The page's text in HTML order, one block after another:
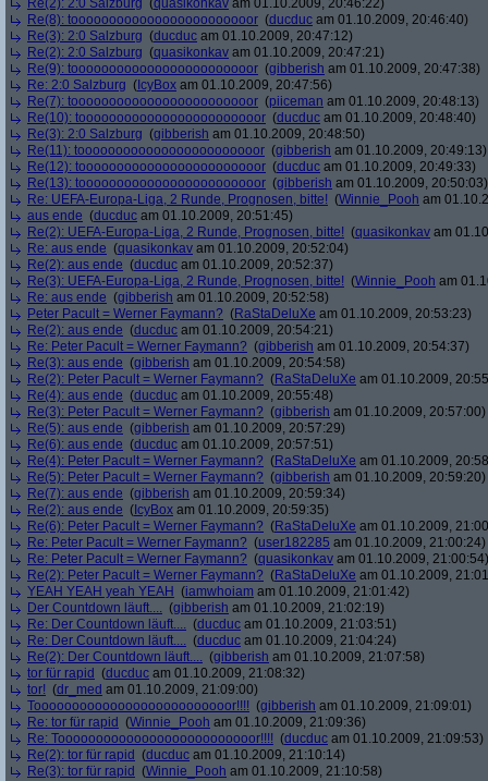
Re(2): 2:0 Salzburg (quasikonkav am 01.10.2009, 20:46:22)
Re(8): toooooooooooooooooooooooor (ducduc am 01.10.2009, 20:46:40)
Re(3): 2:0 Salzburg (ducduc am 01.10.2009, 20:47:12)
Re(2): 2:0 Salzburg (quasikonkav am 01.10.2009, 20:47:21)
Re(9): toooooooooooooooooooooooor (gibberish am 01.10.2009, 20:47:38)
Re: 2:0 Salzburg ( IcyBox am 01.10.2009, 20:47:56)
Re(7): toooooooooooooooooooooooor (piiceman am 01.10.2009, 20:48:13)
Re(10): toooooooooooooooooooooooor (ducduc am 01.10.2009, 20:48:40)
Re(3): 2:0 Salzburg (gibberish am 01.10.2009, 20:48:50)
Re(11): toooooooooooooooooooooooor (gibberish am 01.10.2009, 20:49:13)
Re(12): toooooooooooooooooooooooor (ducduc am 01.10.2009, 20:49:33)
Re(13): toooooooooooooooooooooooor (gibberish am 01.10.2009, 20:50:03)
Re: UEFA-Europa-Liga, 2 Runde, Prognosen, bitte! (Winnie_Pooh am
aus ende (ducduc am 01.10.2009, 20:51:45)
Re(2): UEFA-Europa-Liga, 2 Runde, Prognosen, bitte! (quasikonkav am
Re: aus ende (quasikonkav am 01.10.2009, 20:52:04)
Re(2): aus ende (ducduc am 01.10.2009, 20:52:37)
Re(3): UEFA-Europa-Liga, 2 Runde, Prognosen, bitte! (Winnie_Pooh am
Re: aus ende (gibberish am 01.10.2009, 20:52:58)
Peter Pacult = Werner Faymann? (RaStaDeluXe am 01.10.2009, 20:53:23)
Re(2): aus ende (ducduc am 01.10.2009, 20:54:21)
Re: Peter Pacult = Werner Faymann? (gibberish am 01.10.2009, 20:54:37)
Re(3): aus ende (gibberish am 01.10.2009, 20:54:58)
Re(2): Peter Pacult = Werner Faymann? (RaStaDeluXe am 01.10.2009,
Re(4): aus ende (ducduc am 01.10.2009, 20:55:48)
Re(3): Peter Pacult = Werner Faymann? (gibberish am 01.10.2009, 20:57:00)
Re(5): aus ende (gibberish am 01.10.2009, 20:57:29)
Re(6): aus ende (ducduc am 01.10.2009, 20:57:51)
Re(4): Peter Pacult = Werner Faymann? (RaStaDeluXe am 01.10.2009,
Re(5): Peter Pacult = Werner Faymann? (gibberish am 01.10.2009, 20:59:20)
Re(7): aus ende (gibberish am 01.10.2009, 20:59:34)
Re(2): aus ende ( IcyBox am 01.10.2009, 20:59:35)
Re(6): Peter Pacult = Werner Faymann? (RaStaDeluXe am 01.10.2009,
Re: Peter Pacult = Werner Faymann? (user182285 am 01.10.2009, 21:00:24)
Re: Peter Pacult = Werner Faymann? (quasikonkav am 01.10.2009, 21:00:54)
Re(2): Peter Pacult = Werner Faymann? (RaStaDeluXe am 01.10.2009,
YEAH YEAH yeah YEAH (iamwhoiam am 01.10.2009, 21:01:42)
Der Countdown läuft.... (gibberish am 01.10.2009, 21:02:19)
Re: Der Countdown läuft.... (ducduc am 01.10.2009, 21:03:51)
Re: Der Countdown läuft.... (ducduc am 01.10.2009, 21:04:24)
Re(2): Der Countdown läuft.... (gibberish am 01.10.2009, 21:07:58)
tor für rapid (ducduc am 01.10.2009, 21:08:32)
tor! (dr_med am 01.10.2009, 21:09:00)
Toooooooooooooooooooooooooor!!!! (gibberish am 01.10.2009, 21:09:01)
Re: tor für rapid (Winnie_Pooh am 01.10.2009, 21:09:36)
Re: Toooooooooooooooooooooooooor!!!! (ducduc am 01.10.2009, 21:09:53)
Re(2): tor für rapid (ducduc am 01.10.2009, 21:10:14)
Re(3): tor für rapid (Winnie_Pooh am 01.10.2009, 21:10:58)